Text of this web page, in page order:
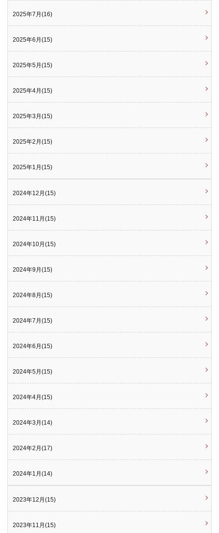
2025年7月(16)
2025年6月(15)
2025年5月(15)
2025年4月(15)
2025年3月(15)
2025年2月(15)
2025年1月(15)
2024年12月(15)
2024年11月(15)
2024年10月(15)
2024年9月(15)
2024年8月(15)
2024年7月(15)
2024年6月(15)
2024年5月(15)
2024年4月(15)
2024年3月(14)
2024年2月(17)
2024年1月(14)
2023年12月(15)
2023年11月(15)